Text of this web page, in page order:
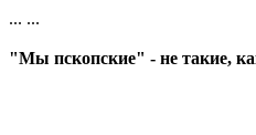
... ...
"Мы пскопские" - не такие,